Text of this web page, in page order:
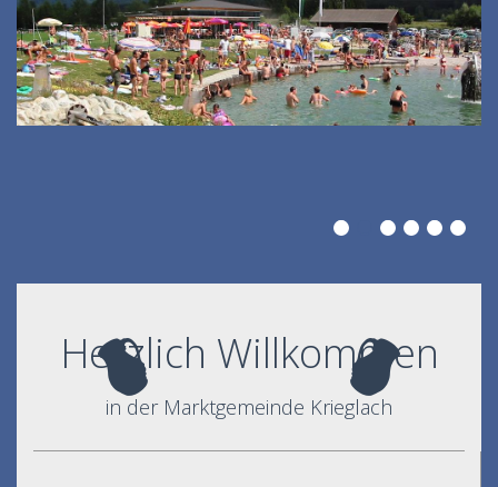
Herzlich Willkommen
in der Marktgemeinde Krieglach